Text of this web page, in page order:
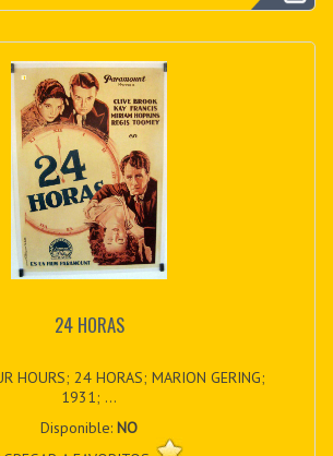
24 HORAS
HOURS; 24 HORAS; MARION GERING;
1931; ...
Disponible:NO